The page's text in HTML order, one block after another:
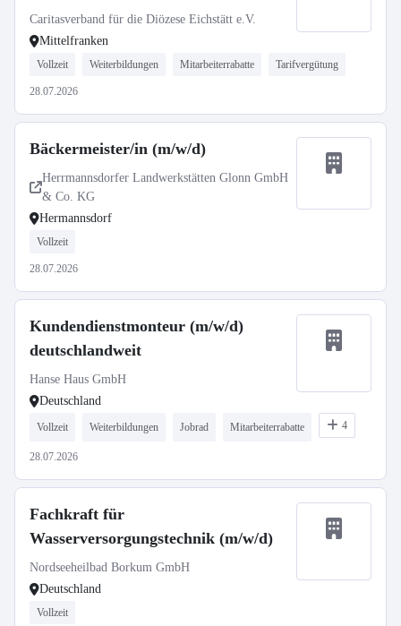
Caritasverband für die Diözese Eichstätt e.V.
Mittelfranken
Vollzeit Weiterbildungen Mitarbeiterrabatte Tarifvergütung
28.07.2026
Bäckermeister/in (m/w/d)
Herrmannsdorfer Landwerkstätten Glonn GmbH
& Co. KG
Hermannsdorf
Vollzeit
28.07.2026
Kundendienstmonteur (m/w/d)
deutschlandweit
Hanse Haus GmbH
Deutschland
Vollzeit Weiterbildungen Jobrad Mitarbeiterrabatte 4
28.07.2026
Fachkraft für
Wasserversorgungstechnik (m/w/d)
Nordseeheilbad Borkum GmbH
Deutschland
Vollzeit